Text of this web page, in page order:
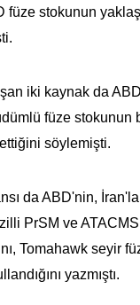
füze stokunun
iki kaynak da
füze stokunun
söylemişti.
da ABD'nin,
PrSM ve
Tomahawk seyir
yazmıştı.